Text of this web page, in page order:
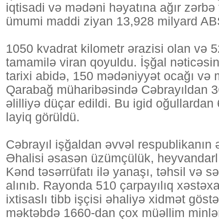
iqtisadi və mədəni həyatına ağır
ümumi maddi ziyan 13,928 milyard
1050 kvadrat kilometr ərazisi olan və
tamamilə viran qoyuldu. İşğal
tarixi abidə, 150 mədəniyyət ocağı və
Qarabağ müharibəsində Cəbrayıldan
əlilliyə düçar edildi. Bu igid oğullardan
layiq görüldü.
Cəbrayıl işğaldan əvvəl
Əhalisi əsasən üzümçülük,
Kənd təsərrüfatı ilə yanaşı, təhsil və
alınıb. Rayonda 510 çarpayılıq
ixtisaslı tibb işçisi əhaliyə xidmət
məktəbdə 1660-dan çox müəllim